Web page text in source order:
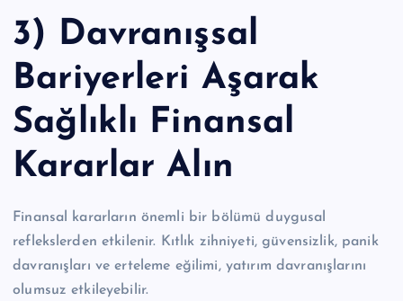
3) Davranışsal
Bariyerleri Aşarak
Sağlıklı Finansal
Kararlar Alın
Finansal kararların önemli bir bölümü duygusal
reflekslerden etkilenir. Kıtlık zihniyeti, güvensizlik, panik
davranışları ve erteleme eğilimi, yatırım davranışlarını
olumsuz etkileyebilir.